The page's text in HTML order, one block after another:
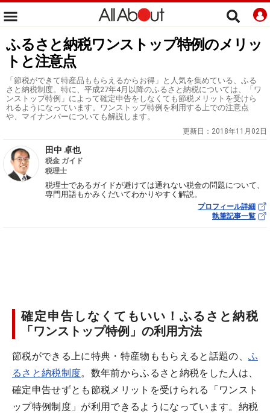
ふるさと納税ワンストップ特例のメリッ
トと注意点
「節税ができて特産品ももらえるからお得」と人気を集めている、ふる
さと納税制度。特に、平成27年4月以降のふるさと納税については、「ワ
ンストップ特例」によって確定申告をしなくても節税メリットを受けら
れるようになっています。ワンストップ特例を利用する上での注意点
や、マイナンバーについても解説します。
更新日： 2018年11月02日
田中 卓也
税金 ガイド
税理士
税理士であるガイドが避けては通れない税金の問題について、
専門用語もかみくだいてわかりやすく解説。
プロフィール詳細
執筆記事一覧
確定申告しなくてもいい！ふるさと納税
「ワンストップ特例」の利用方法
節税ができる上に特典・特産物ももらえると話題の、 ふ
るさと納税制度。数年前からふるさと納税をした人は、
確定申告せずとも節税メリットを受けられる「ワンスト
ップ特例制度」が利用できるようになっています。納税